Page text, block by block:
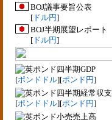
BOJ議事要旨公表
[ ドル円]
BOJ半期展望レポート
[ ドル円]
四半期GDP
[ポンドドル][ポンド円]
四半期経常収支
[ポンドドル][ポンド円]
小売売上高